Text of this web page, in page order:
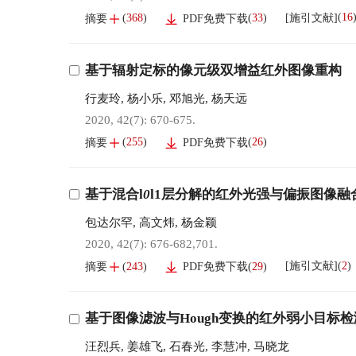
摘要 (368) PDF免费下载(33) [施引文献](16)
基于辐射定标的像元级双增益红外图像重构
行麦玲, 杨小乐, 邓旭光, 杨天远
2020, 42(7): 670-675.
摘要 (255) PDF免费下载(26)
基于混合l0l1层分解的红外光强与偏振图像融
包达尔罕, 高文炜, 杨金颖
2020, 42(7): 676-682,701.
摘要 (243) PDF免费下载(29) [施引文献](2)
基于图像滤波与Hough变换的红外弱小目标检
汪烈兵, 姜雄飞, 石春光, 李慧冲, 马晓龙